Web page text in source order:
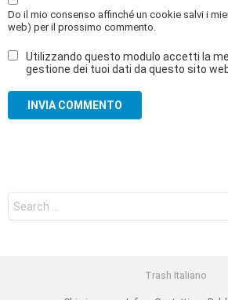
Do il mio consenso affinché un cookie salvi i
web) per il prossimo commento.
Utilizzando questo modulo accetti la
gestione dei tuoi dati da questo sito
for:
Trash Italiano